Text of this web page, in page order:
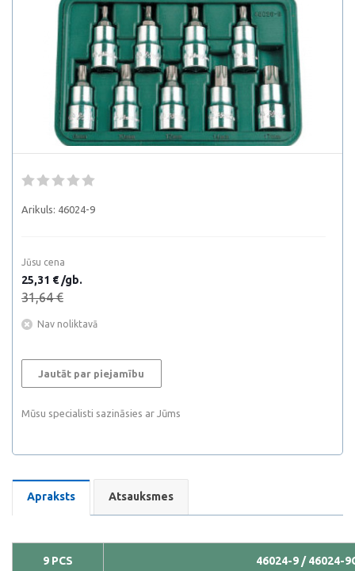
Arikuls: 46024-9
Jūsu cena
25,31 € /gb.
31,64 €
Nav noliktavā
Jautāt par piejamību
Mūsu specialisti sazināsies ar Jūms
Apraksts Atsauksmes
9 PCS 46024-9 / 46024-